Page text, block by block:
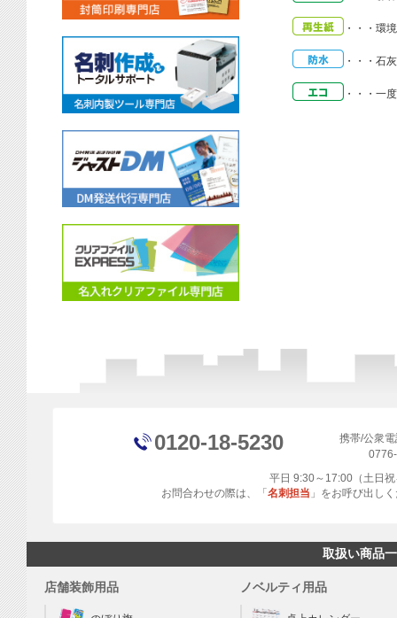
・・・ 環
・・・ 石
・・・ 一
0120-18-5230
携帯/公衆
平日 9:30～17:00（土日
お問合わせの際は、「名刺担当 」をお呼び出し
取扱い商品
店舗装飾用品 ノベルティ用品